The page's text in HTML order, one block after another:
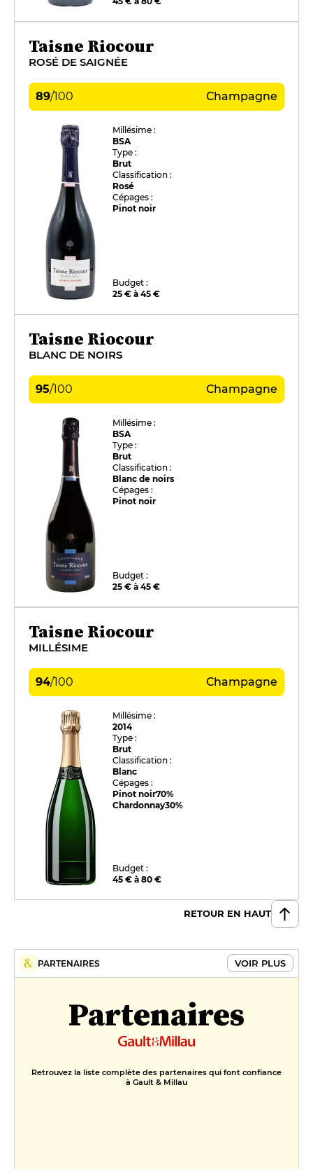
Taisne Riocour
ROSÉ DE SAIGNÉE
89/100 Champagne
Millésime :
BSA
Type :
Brut
Classification :
Rosé
Cépages :
Pinot noir
Budget :
25 € à 45 €
Taisne Riocour
BLANC DE NOIRS
95/100 Champagne
Millésime :
BSA
Type :
Brut
Classification :
Blanc de noirs
Cépages :
Pinot noir
Budget :
25 € à 45 €
Taisne Riocour
MILLÉSIME
94/100 Champagne
Millésime :
2014
Type :
Brut
Classification :
Blanc
Cépages :
Pinot noir70%
Chardonnay30%
Budget :
45 € à 80 €
RETOUR EN HAUT
PARTENAIRES VOIR PLUS
Partenaires
Retrouvez la liste complète des partenaires qui font confiance
à Gault & Millau